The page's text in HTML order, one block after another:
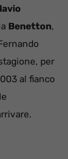
Benetton,
per
al fianco